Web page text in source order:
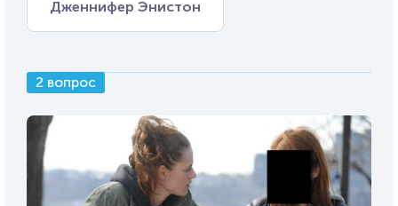
Дженнифер Энистон
2 вопрос